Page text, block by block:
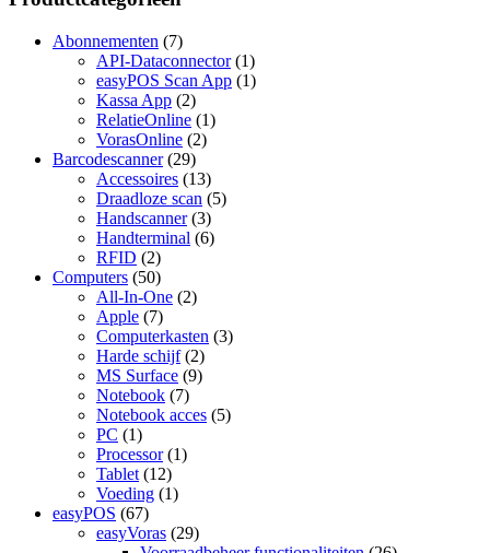
Abonnementen (7)
API-Dataconnector (1)
easyPOS Scan App (1)
Kassa App (2)
RelatieOnline (1)
VorasOnline (2)
Barcodescanner (29)
Accessoires (13)
Draadloze scan (5)
Handscanner (3)
Handterminal (6)
RFID (2)
Computers (50)
All-In-One (2)
Apple (7)
Computerkasten (3)
Harde schijf (2)
MS Surface (9)
Notebook (7)
Notebook acces (5)
PC (1)
Processor (1)
Tablet (12)
Voeding (1)
easyPOS (67)
easyVoras (29)